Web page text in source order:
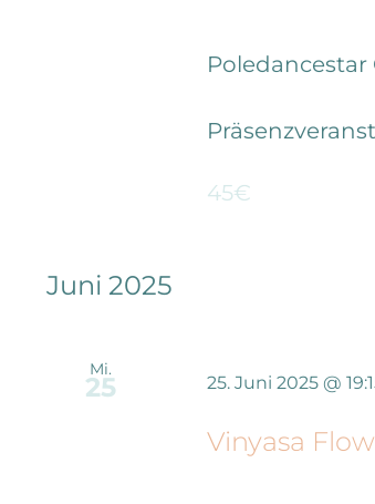
Poledancestar
45€
Juni 2025
Mi.
25
Vinyasa
25. Juni 2025 @